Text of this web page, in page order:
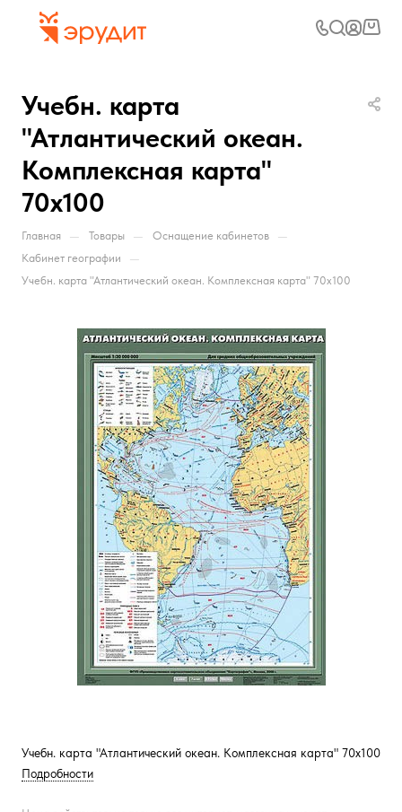
Учебн. карта
"Атлантический океан.
Комплексная карта"
70х100
Главная — Товары — Оснащение кабинетов —
Кабинет географии —
Учебн. карта "Атлантический океан. Комплексная карта" 70х100
Учебн. карта "Атлантический океан. Комплексная карта" 70х100
Подробности